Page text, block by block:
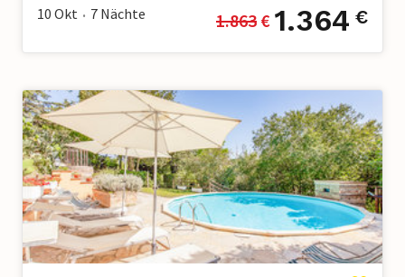
10 Okt • 7 Nächte 1.863 € 1.364 €